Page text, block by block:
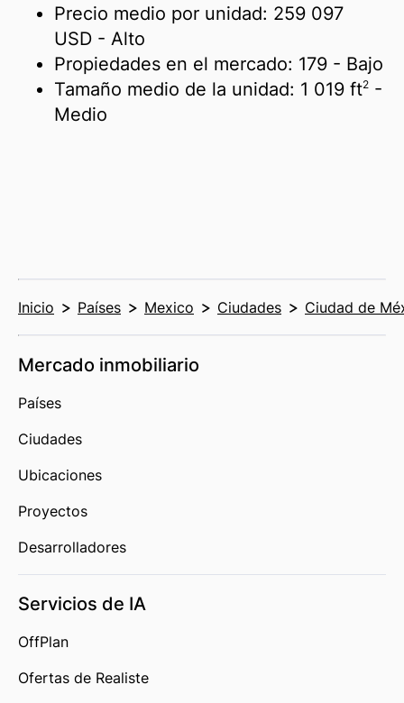
Precio medio por unidad: 259 097
USD - Alto
Propiedades en el mercado: 179 - Bajo
Tamaño medio de la unidad: 1 019 ft2 -
Medio
Inicio Países Mexico Ciudades Ciudad de
Mercado inmobiliario
Países
Ciudades
Ubicaciones
Proyectos
Desarrolladores
Servicios de IA
OffPlan
Ofertas de Realiste